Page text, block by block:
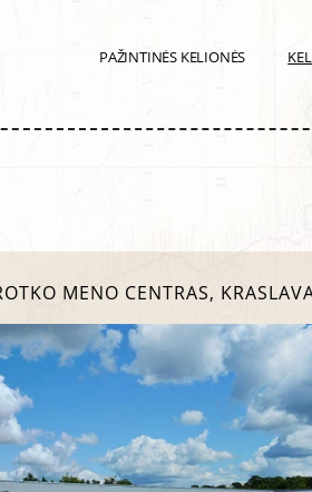
PAŽINTINĖS KELIONĖS
MENO CENTRAS,